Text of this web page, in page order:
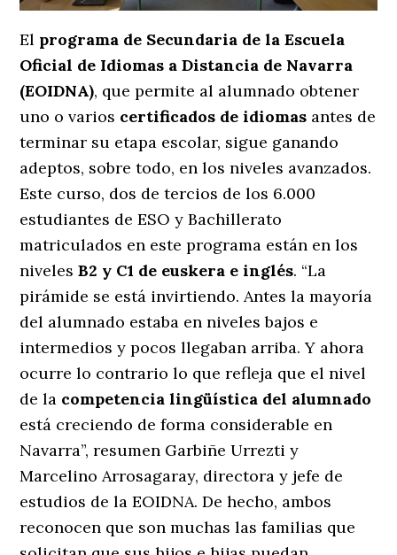
El programa de Secundaria de la Escuela
Oficial de Idiomas a Distancia de Navarra
(EOIDNA), que permite al alumnado obtener
uno o varios certificados de idiomas antes de
terminar su etapa escolar, sigue ganando
adeptos, sobre todo, en los niveles avanzados.
Este curso, dos de tercios de los 6.000
estudiantes de ESO y Bachillerato
matriculados en este programa están en los
nivelesB2 y C1 de euskera e inglés. “La
pirámide se está invirtiendo. Antes la mayoría
del alumnado estaba en niveles bajos e
intermedios y pocos llegaban arriba. Y ahora
ocurre lo contrario lo que refleja que el nivel
de la competencia lingüística del alumnado
está creciendo de forma considerable en
Navarra”, resumen Garbiñe Urrezti y
Marcelino Arrosagaray, directora y jefe de
estudios de la EOIDNA. De hecho, ambos
reconocen que son muchas las familias que